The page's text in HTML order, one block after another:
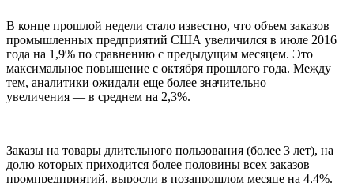
В конце прошлой недели стало известно, что объем заказов
промышленных предприятий США увеличился в июле 2016
года на 1,9% по сравнению с предыдущим месяцем. Это
максимальное повышение с октября прошлого года. Между
тем, аналитики ожидали еще более значительно
увеличения — в среднем на 2,3%.
Заказы на товары длительного пользования (более 3 лет), на
долю которых приходится более половины всех заказов
промпредприятий, выросли в позапрошлом месяце на 4,4%.